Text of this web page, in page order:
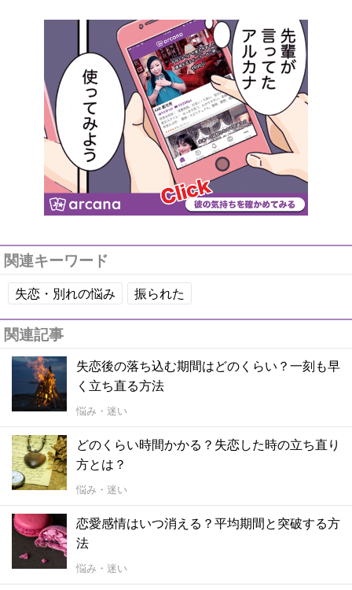
関連キーワード
失恋・別れの悩み 振られた
関連記事
失恋後の落ち込む期間はどのくらい？一刻も早
く立ち直る方法
悩み・迷い
どのくらい時間かかる？失恋した時の立ち直り
方とは？
悩み・迷い
恋愛感情はいつ消える？平均期間と突破する方
法
悩み・迷い